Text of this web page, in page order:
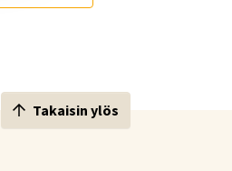
Takaisin ylös